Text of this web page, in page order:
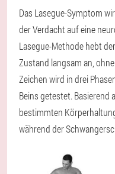
Das Lasegue-Symptom
der Verdacht auf eine
Lasegue-Methode hebt
Zustand langsam an,
Zeichen wird in drei
Beins getestet.
bestimmten
während der